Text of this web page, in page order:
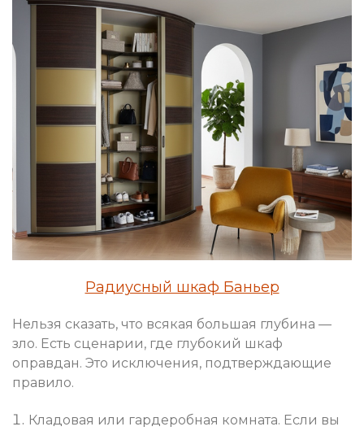
Радиусный шкаф Баньер
Нельзя сказать, что всякая большая глубина —
зло. Есть сценарии, где глубокий шкаф
оправдан. Это исключения, подтверждающие
правило.
Кладовая или гардеробная комната. Если вы